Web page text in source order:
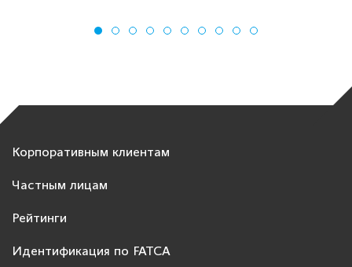
Корпоративным клиентам
Частным лицам
Рейтинги
Идентификация по FATCA